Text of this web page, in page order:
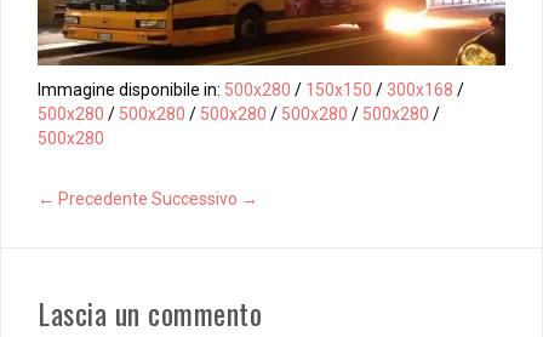
Immagine disponibile in: 500x280 / 150x150 / 300x168 /
500x280 / 500x280 / 500x280 / 500x280 / 500x280 /
500x280
← Precedente Successivo →
Lascia un commento